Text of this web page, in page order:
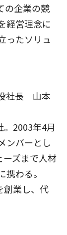
の企業の競
経営理念に
ったソリュ
社長 山本
2003年4月
ンバーとし
ズまで人材
わる。
創業し、代